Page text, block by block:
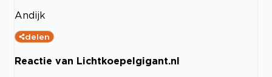
Andijk
delen
Reactie van Lichtkoepelgigant.nl